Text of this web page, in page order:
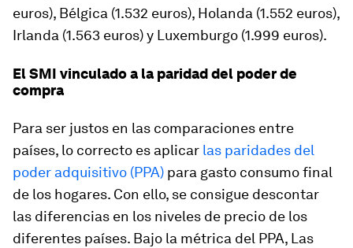
euros), Bélgica (1.532 euros), Holanda (1.552 euros),
Irlanda (1.563 euros) y Luxemburgo (1.999 euros).
El SMI vinculado a la paridad del poder de
compra
Para ser justos en las comparaciones entre
países, lo correcto es aplicar las paridades del
poder adquisitivo (PPA) para gasto consumo final
de los hogares. Con ello, se consigue descontar
las diferencias en los niveles de precio de los
diferentes países. Bajo la métrica del PPA, Las